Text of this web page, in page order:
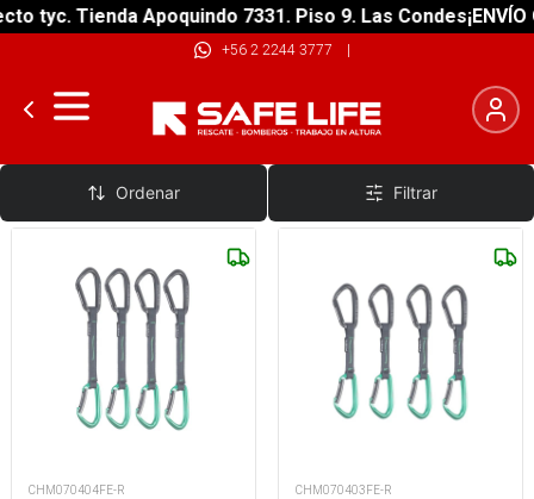
tyc. Tienda Apoquindo 7331. Piso 9. Las Condes¡ENVÍO
+56 2 2244 3777 |
Pack Cintas Express
Ordenar Filtrar
CHM070404FE-R CHM070403FE-R